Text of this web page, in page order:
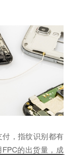
，指纹识别都有
的出货量，成